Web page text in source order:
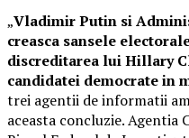
„Vladimir Putin si
creasca sansele
discreditarea lui Hillary
candidatei democrate in
trei agentii de informatii
aceasta concluzie.